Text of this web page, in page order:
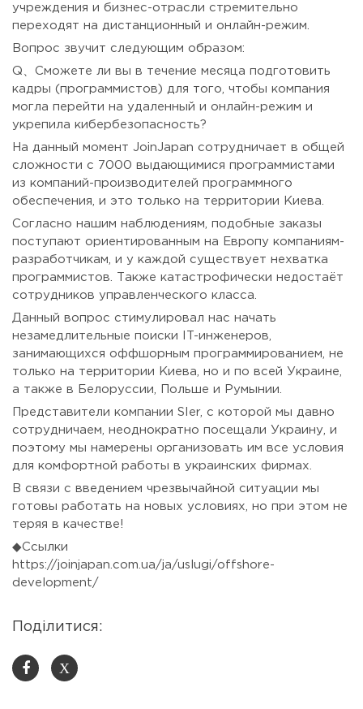
учреждения и бизнес-отрасли стремительно
переходят на дистанционный и онлайн-режим.
Вопрос звучит следующим образом:
Q、Сможете ли вы в течение месяца подготовить
кадры (программистов) для того, чтобы компания
могла перейти на удаленный и онлайн-режим и
укрепила кибербезопасность?
На данный момент JoinJapan сотрудничает в общей
сложности с 7000 выдающимися программистами
из компаний-производителей программного
обеспечения, и это только на территории Киева.
Согласно нашим наблюдениям, подобные заказы
поступают ориентированным на Европу компаниям-
разработчикам, и у каждой существует нехватка
программистов. Также катастрофически недостаёт
сотрудников управленческого класса.
Данный вопрос стимулировал нас начать
незамедлительные поиски IT-инженеров,
занимающихся оффшорным программированием, не
только на территории Киева, но и по всей Украине,
а также в Белоруссии, Польше и Румынии.
Представители компании SIer, с которой мы давно
сотрудничаем, неоднократно посещали Украину, и
поэтому мы намерены организовать им все условия
для комфортной работы в украинских фирмах.
В связи с введением чрезвычайной ситуации мы
готовы работать на новых условиях, но при этом не
теряя в качестве!
◆Ссылки
https://joinjapan.com.ua/ja/uslugi/offshore-
development/
Поділитися:
X